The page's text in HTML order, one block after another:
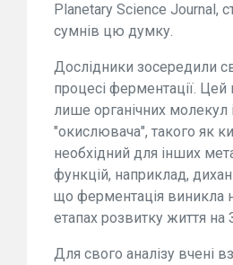
Planetary Science Journal,
сумнів цю думку.
Дослідники зосередили
процесі ферментації.
лише органічних молекул
"окислювача", такого як
необхідний для інших
функцій, наприклад,
що ферментація виникла
етапах розвитку життя на
Для свого аналізу вчені